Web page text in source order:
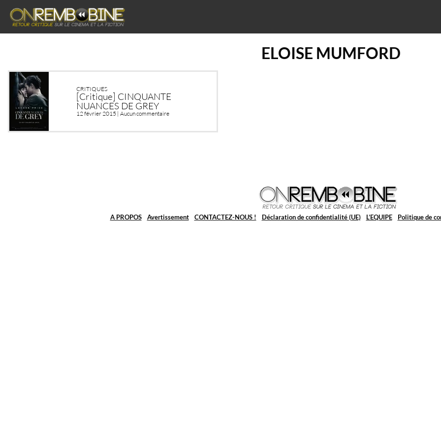
ELOISE MUMFORD
CRITIQUES
[Critique] CINQUANTE
NUANCES DE GREY
12 février 2015 | Aucun commentaire
A PROPOS Avertissement CONTACTEZ-NOUS ! Déclaration de confidentialité (UE) L’EQUIPE Politique de